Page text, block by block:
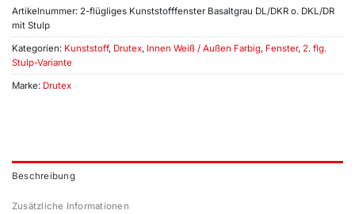
Artikelnummer: 2-flügliges Kunststofffenster Basaltgrau DL/DKR o. DKL/DR
mit Stulp
Kategorien: Kunststoff, Drutex, Innen Weiß / Außen Farbig, Fenster, 2. flg.
Stulp-Variante
Marke: Drutex
Beschreibung
Zusätzliche Informationen